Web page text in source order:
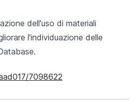
dell'uso di materiali
l'individuazione delle
7098622